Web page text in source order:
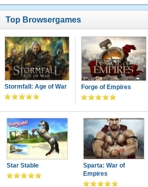
Top Browsergames
Stormfall: Age of War Forge of Empires
Star Stable
Sparta: War of
Empires